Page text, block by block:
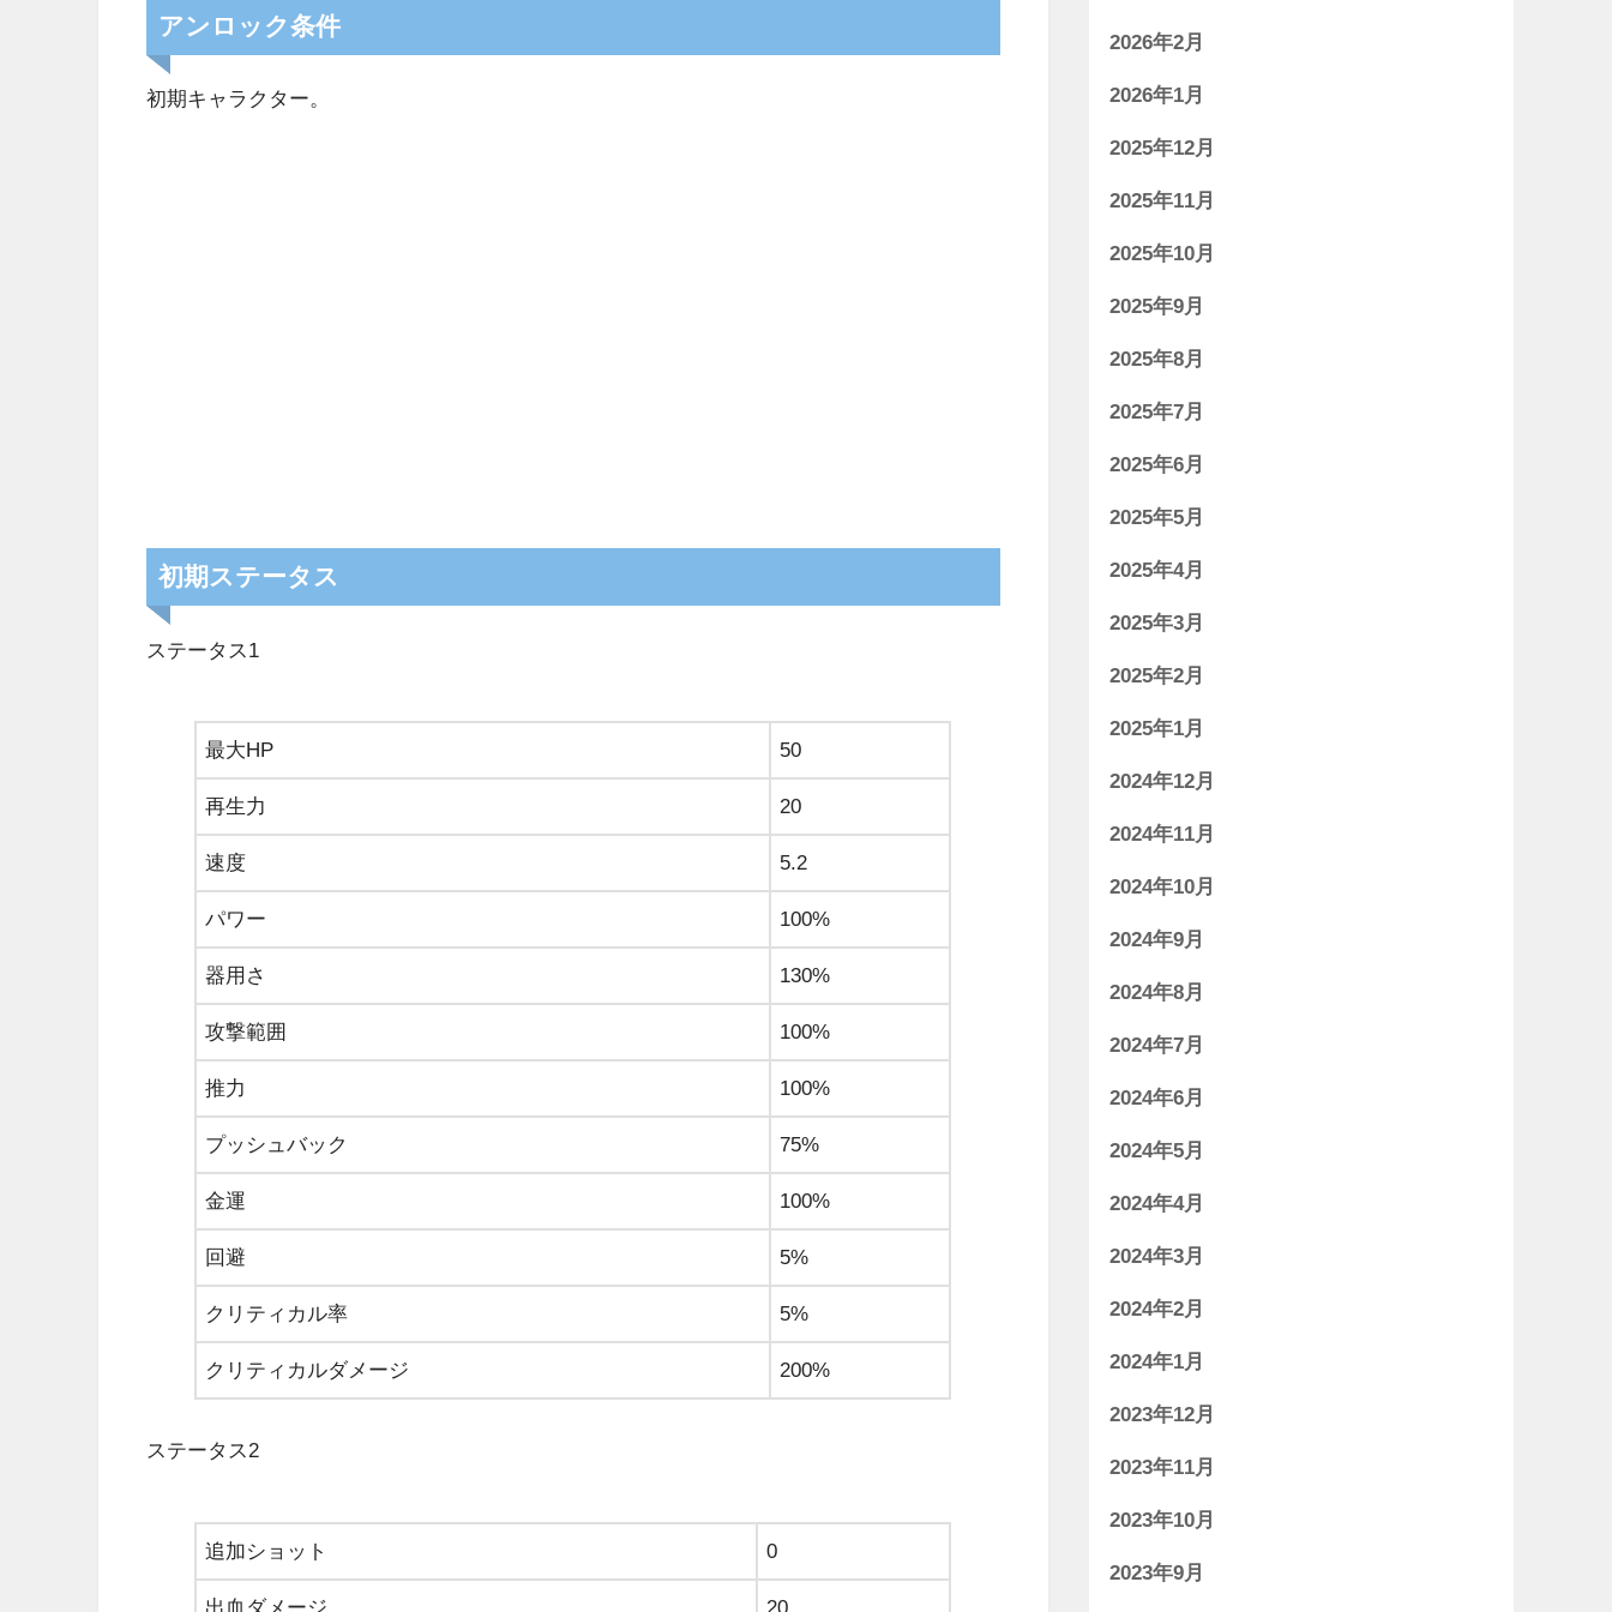
アンロック条件
初期キャラクター。
初期ステータス
ステータス1
最大HP 50
再生力 20
速度 5.2
パワー 100%
器用さ 130%
攻撃範囲 100%
推力 100%
プッシュバック 75%
金運 100%
回避 5%
クリティカル率 5%
クリティカルダメージ 200%
ステータス2
追加ショット 0
2026年2月
2026年1月
2025年12月
2025年11月
2025年10月
2025年9月
2025年8月
2025年7月
2025年6月
2025年5月
2025年4月
2025年3月
2025年2月
2025年1月
2024年12月
2024年11月
2024年10月
2024年9月
2024年8月
2024年7月
2024年6月
2024年5月
2024年4月
2024年3月
2024年2月
2024年1月
2023年12月
2023年11月
2023年10月
2023年9月